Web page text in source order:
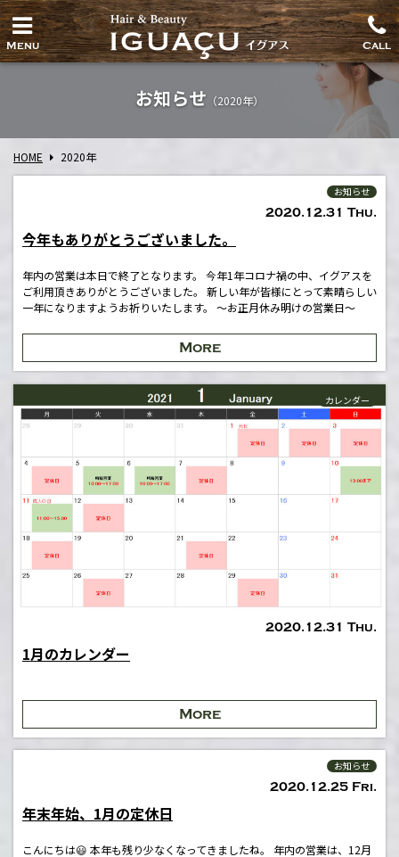
Menu Call
お知らせ （2020年）
HOME 2020年
2020.12.31 Thu.
お知らせ
今年もありがとうございました。
年内の営業は本日で終了となります。 今年1年コロナ禍の中、イグアスを
ご利用頂きありがとうございました。 新しい年が皆様にとって素晴らしい
一年になりますようお祈りいたします。 〜お正月休み明けの営業日〜
More
2020.12.31 Thu.
カレンダー
1月のカレンダー
More
2020.12.25 Fri.
お知らせ
年末年始、1月の定休日
こんにちは😃 本年も残り少なくなってきましたね。 年内の営業は、12月